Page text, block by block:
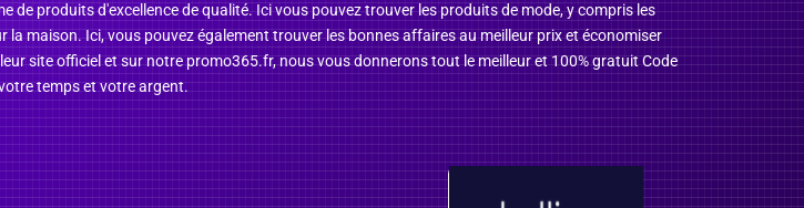
de produits d'excellence de qualité. Ici vous pouvez trouver les produits de mode, y compris les
maison. Ici, vous pouvez également trouver les bonnes affaires au meilleur prix et économiser
site officiel et sur notre promo365.fr, nous vous donnerons tout le meilleur et 100% gratuit Code
temps et votre argent.